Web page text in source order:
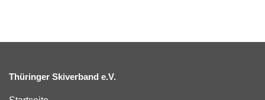
Thüringer Skiverband e.V.